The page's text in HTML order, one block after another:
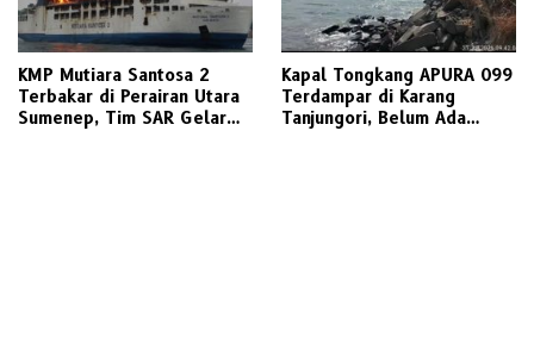
KMP Mutiara Santosa 2
Terbakar di Perairan Utara
Sumenep, Tim SAR Gelar
Kapal Tongkang APURA 099
Terdampar di Karang
Tanjungori, Belum Ada